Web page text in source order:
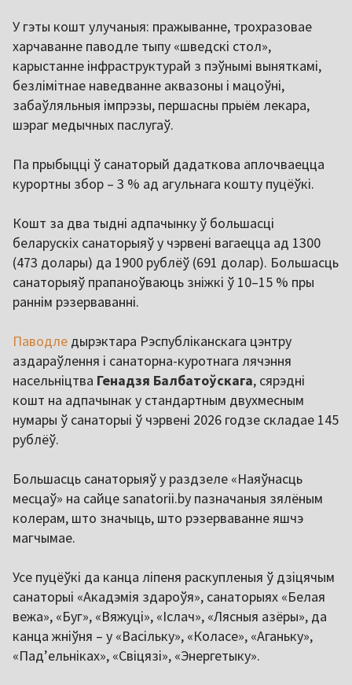
У гэты кошт улучаныя: пражыванне, трохразовае
харчаванне паводле тыпу «шведскі стол»,
карыстанне інфраструктурай з пэўнымі выняткамі,
безлімітнае наведванне аквазоны і мацоўні,
забаўляльныя імпрэзы, першасны прыём лекара,
шэраг медычных паслугаў.
Па прыбыцці ў санаторый дадаткова аплочваецца
курортны збор – 3 % ад агульнага кошту пуцёўкі.
Кошт за два тыдні адпачынку ў большасці
беларускіх санаторыяў у чэрвені вагаецца ад 1300
(473 долары) да 1900 рублёў (691 долар). Большасць
санаторыяў прапаноўваюць зніжкі ў 10–15 % пры
раннім рэзерваванні.
Паводле дырэктара Рэспубліканскага цэнтру
аздараўлення і санаторна-куротнага лячэння
насельніцтва Генадзя Балбатоўскага, сярэдні
кошт на адпачынак у стандартным двухмесным
нумары ў санаторыі ў чэрвені 2026 годзе складае 145
рублёў.
Большасць санаторыяў у раздзеле «Наяўнасць
месцаў» на сайце sanatorii.by пазначаныя зялёным
колерам, што значыць, што рэзерваванне яшчэ
магчымае.
Усе пуцёўкі да канца ліпеня раскупленыя ў дзіцячым
санаторыі «Акадэмія здароўя», санаторыях «Белая
вежа», «Буг», «Вяжуці», «Іслач», «Лясныя азёры», да
канца жніўня – у «Васільку», «Коласе», «Аганьку»,
«Пад’ельніках», «Свіцязі», «Энергетыку».